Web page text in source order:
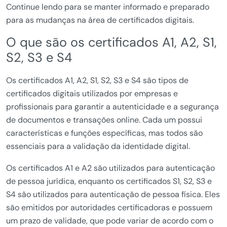
Continue lendo para se manter informado e preparado
para as mudanças na área de certificados digitais.
O que são os certificados A1, A2, S1,
S2, S3 e S4
Os certificados A1, A2, S1, S2, S3 e S4 são tipos de
certificados digitais utilizados por empresas e
profissionais para garantir a autenticidade e a segurança
de documentos e transações online. Cada um possui
características e funções específicas, mas todos são
essenciais para a validação da identidade digital.
Os certificados A1 e A2 são utilizados para autenticação
de pessoa jurídica, enquanto os certificados S1, S2, S3 e
S4 são utilizados para autenticação de pessoa física. Eles
são emitidos por autoridades certificadoras e possuem
um prazo de validade, que pode variar de acordo com o